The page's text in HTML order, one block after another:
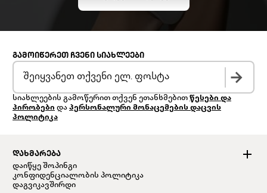
ᲓᲐᲮᲛᲐᲠᲔᲑᲐ
დაიწყე შოპინგი
კონფიდენციალობის პოლიტიკა
დაგვიკავშირდი
ᲒᲐᲛᲝᲘᲬᲔᲠᲔᲗ ᲩᲕᲔᲜᲘ ᲡᲘᲐᲮᲚᲔᲔᲑᲘ
სიახლეების გამოწერით თქვენ ეთანხმებით წესები და
პირობები და პერსონალური მონაცემების დაცვის
პოლიტიკა